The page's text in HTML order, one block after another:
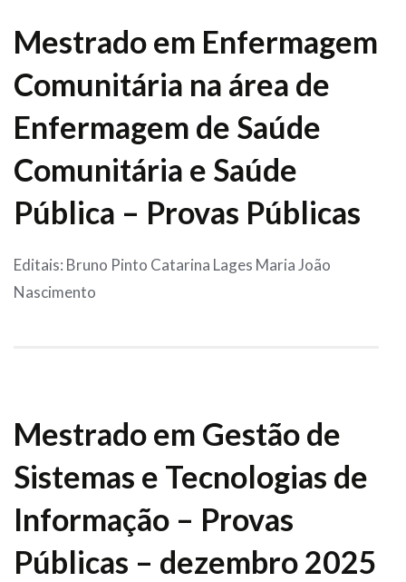
Mestrado em Enfermagem
Comunitária na área de
Enfermagem de Saúde
Comunitária e Saúde
Pública – Provas Públicas
Editais: Bruno Pinto Catarina Lages Maria João
Nascimento
Mestrado em Gestão de
Sistemas e Tecnologias de
Informação – Provas
Públicas – dezembro 2025